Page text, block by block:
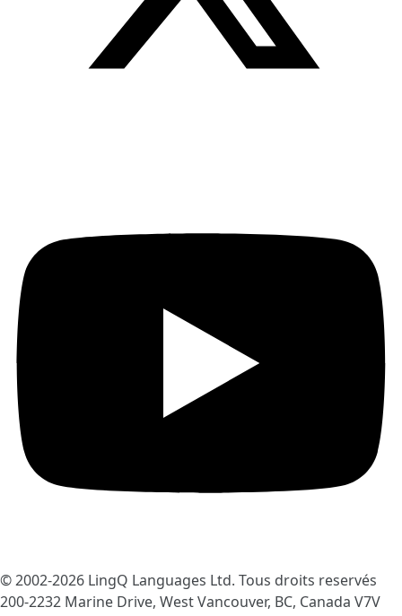
© 2002-2026 LingQ Languages Ltd. Tous droits reservés
200-2232 Marine Drive, West Vancouver, BC, Canada V7V